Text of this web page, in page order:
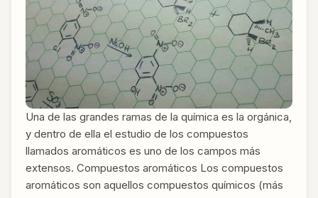
Una de las grandes ramas de la química es la orgánica,
y dentro de ella el estudio de los compuestos
llamados aromáticos es uno de los campos más
extensos. Compuestos aromáticos Los compuestos
aromáticos son aquellos compuestos químicos (más